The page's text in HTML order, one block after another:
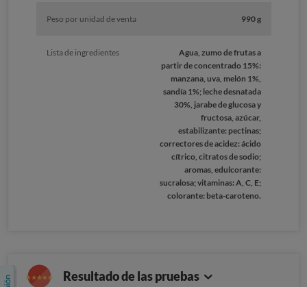
Peso por unidad de venta 990 g
Lista de ingredientes
Agua, zumo de frutas a
partir de concentrado 15%:
manzana, uva, melón 1%,
sandía 1%; leche desnatada
30%, jarabe de glucosa y
fructosa, azúcar,
estabilizante: pectinas;
correctores de acidez: ácido
cítrico, citratos de sodio;
aromas, edulcorante:
sucralosa; vitaminas: A, C, E;
colorante: beta-caroteno.
Resultado de las pruebas